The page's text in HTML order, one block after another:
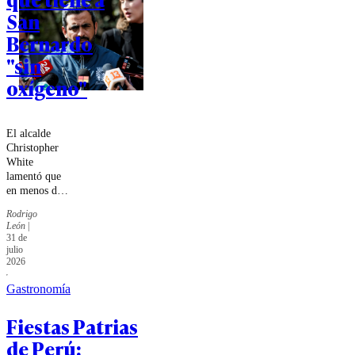
San
Bernardo
"sin
oxígeno"
El alcalde
Christopher
White
lamentó que
en menos de
tenido que
despedir a dos
menores de
edad
asesinados en
distintas
Rodrigo
León |
31 de
julio
2026
Gastronomía
Fiestas Patrias
de Perú: